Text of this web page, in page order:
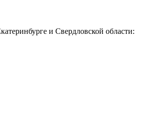
и Свердловской области: